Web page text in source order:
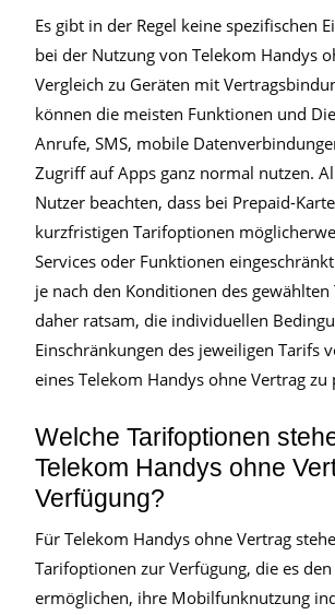
Es gibt in der Regel keine spezifischen
bei der Nutzung von Telekom Handys
Vergleich zu Geräten mit
können die meisten Funktionen und
Anrufe, SMS, mobile
Zugriff auf Apps ganz normal nutzen.
Nutzer beachten, dass bei Prepaid-
kurzfristigen Tarifoptionen
Services oder Funktionen
je nach den Konditionen des gewählten
daher ratsam, die individuellen
Einschränkungen des jeweiligen Tarifs
eines Telekom Handys ohne Vertrag zu
Welche Tarifoptionen
Telekom Handys ohne
Verfügung?
Für Telekom Handys ohne Vertrag
Tarifoptionen zur Verfügung, die es
ermöglichen, ihre Mobilfunknutzung